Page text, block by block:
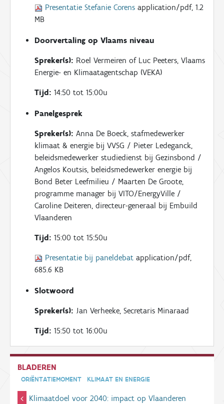
Presentatie Stefanie Corens application/pdf, 1.2
MB
Doorvertaling op Vlaams niveau
Spreker(s): Roel Vermeiren of Luc Peeters, Vlaams
Energie- en Klimaatagentschap (VEKA)
Tijd: 14:50 tot 15:00u
Panelgesprek
Spreker(s): Anna De Boeck, stafmedewerker
klimaat & energie bij VVSG / Pieter Ledeganck,
beleidsmedewerker studiedienst bij Gezinsbond /
Angelos Koutsis, beleidsmedewerker energie bij
Bond Beter Leefmilieu / Maarten De Groote,
programme manager bij VITO/EnergyVille /
Caroline Deiteren, directeur-generaal bij Embuild
Vlaanderen
Tijd: 15:00 tot 15:50u
Presentatie bij paneldebat application/pdf,
685.6 KB
Slotwoord
Spreker(s): Jan Verheeke, Secretaris Minaraad
Tijd: 15:50 tot 16:00u
BLADEREN
ORIËNTATIEMOMENT KLIMAAT EN ENERGIE
Klimaatdoel voor 2040: impact op Vlaanderen